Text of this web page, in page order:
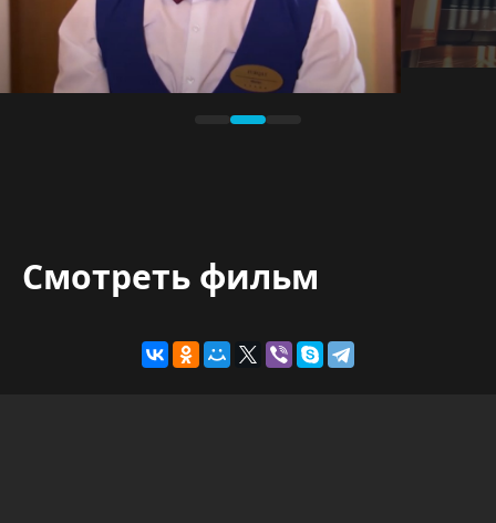
Смотреть фильм